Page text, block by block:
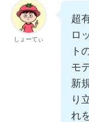
しょーてぃ
超
ロ
ト
モ
新
り
れ